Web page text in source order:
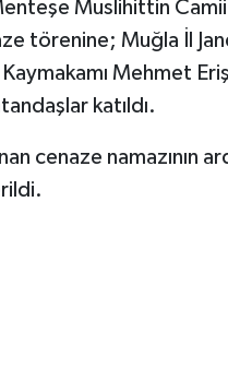
Muslihittin
törenine; Muğla İl
Mehmet
katıldı.
cenaze namazının